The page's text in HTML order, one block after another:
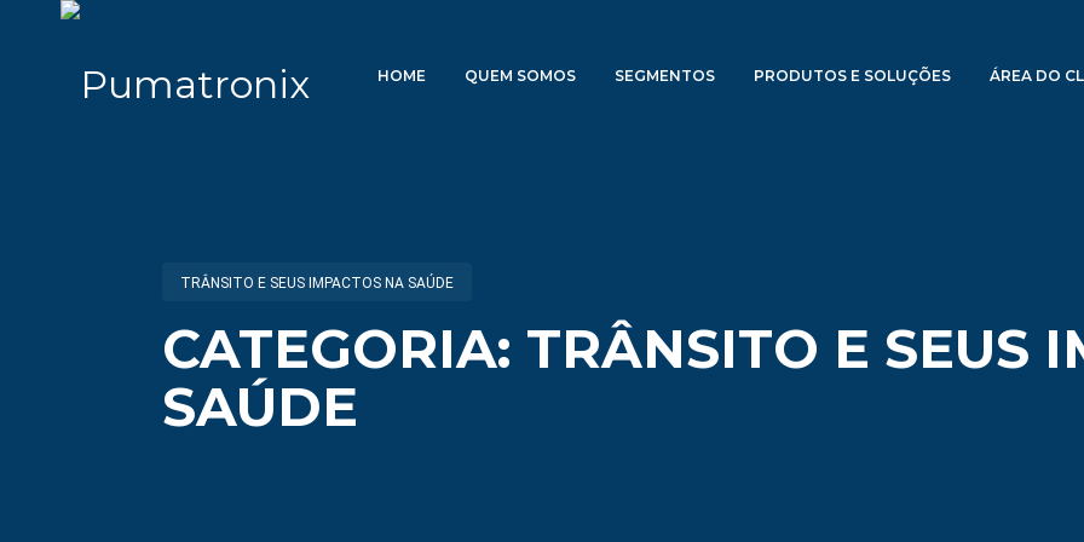
HOME QUEM SOMOS SEGMENTOS PRODUTOS E SOLUÇÕES ÁREA DO
TRÂNSITO E SEUS IMPACTOS NA SAÚDE
CATEGORIA: TRÂNSITO E SEUS
SAÚDE